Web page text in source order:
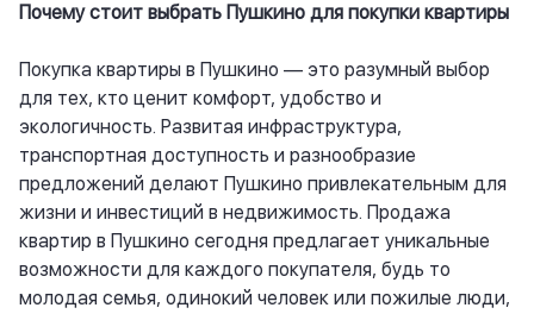
Почему стоит выбрать Пушкино для покупки квартиры
Покупка квартиры в Пушкино — это разумный выбор
для тех, кто ценит комфорт, удобство и
экологичность. Развитая инфраструктура,
транспортная доступность и разнообразие
предложений делают Пушкино привлекательным для
жизни и инвестиций в недвижимость. Продажа
квартир в Пушкино сегодня предлагает уникальные
возможности для каждого покупателя, будь то
молодая семья, одинокий человек или пожилые люди,